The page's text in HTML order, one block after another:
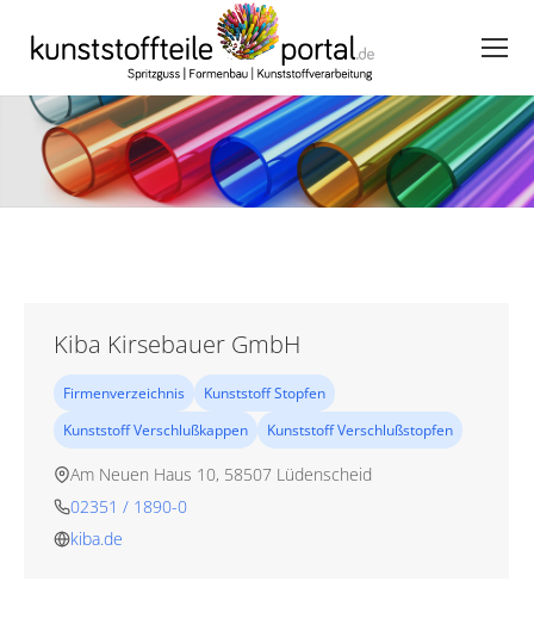
Kiba Kirsebauer GmbH
Firmenverzeichnis
Kunststoff Stopfen
Kunststoff Verschlußkappen
Kunststoff Verschlußstopfen
Am Neuen Haus 10, 58507 Lüdenscheid
02351 / 1890-0
kiba.de